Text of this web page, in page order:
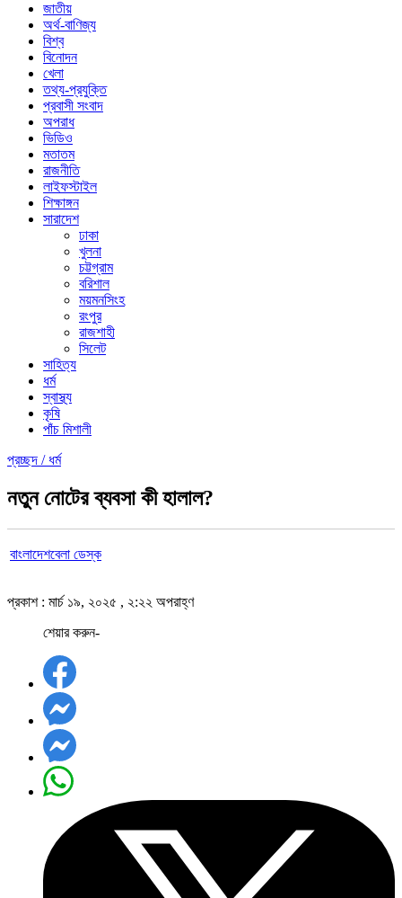
জাতীয়
অর্থ-বাণিজ্য
বিশ্ব
বিনোদন
খেলা
তথ্য-প্রযুক্তি
প্রবাসী সংবাদ
অপরাধ
ভিডিও
মতাতম
রাজনীতি
লাইফস্টাইল
শিক্ষাঙ্গন
সারাদেশ
ঢাকা
খুলনা
চট্টগ্রাম
বরিশাল
ময়মনসিংহ
রংপুর
রাজশাহী
সিলেট
সাহিত্য
ধর্ম
স্বাস্থ্য
কৃষি
পাঁচ মিশালী
প্রচ্ছদ / ধর্ম
নতুন নোটের ব্যবসা কী হালাল?
বাংলাদেশবেলা ডেস্ক
প্রকাশ : মার্চ ১৯, ২০২৫ , ২:২২ অপরাহ্ণ
শেয়ার করুন-